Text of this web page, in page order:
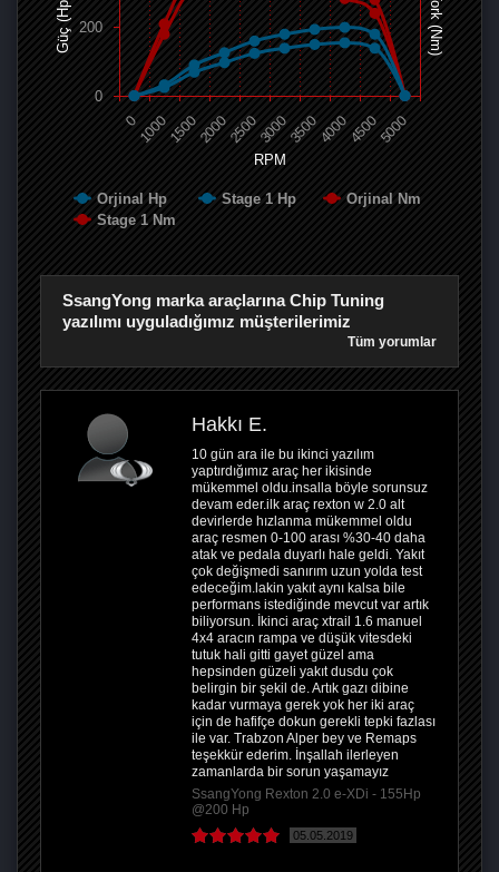
RPM
Güç (Hp) Tork (Nm)
Orjinal Hp Stage 1 Hp
Orjinal Nm
Stage 1 Nm
0 100015002000250030003500400045005000
0
200
SsangYong marka araçlarına Chip Tuning
yazılımı uyguladığımız müşterilerimiz
Tüm yorumlar
Hakkı E.
10 gün ara ile bu ikinci yazılım
yaptırdığımız araç her ikisinde
mükemmel oldu.insalla böyle sorunsuz
devam eder.ilk araç rexton w 2.0 alt
devirlerde hızlanma mükemmel oldu
araç resmen 0-100 arası %30-40 daha
atak ve pedala duyarlı hale geldi. Yakıt
çok değişmedi sanırım uzun yolda test
edeceğim.lakin yakıt aynı kalsa bile
performans istediğinde mevcut var artık
biliyorsun. İkinci araç xtrail 1.6 manuel
4x4 aracın rampa ve düşük vitesdeki
tutuk hali gitti gayet güzel ama
hepsinden güzeli yakıt dusdu çok
belirgin bir şekil de. Artık gazı dibine
kadar vurmaya gerek yok her iki araç
için de hafifçe dokun gerekli tepki fazlası
ile var. Trabzon Alper bey ve Remaps
teşekkür ederim. İnşallah ilerleyen
zamanlarda bir sorun yaşamayız
SsangYong Rexton 2.0 e-XDi - 155Hp
@200 Hp
05.05.2019